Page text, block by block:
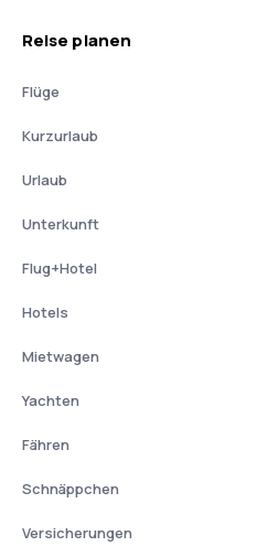
Reise planen
Flüge
Kurzurlaub
Urlaub
Unterkunft
Flug+Hotel
Hotels
Mietwagen
Yachten
Fähren
Schnäppchen
Versicherungen